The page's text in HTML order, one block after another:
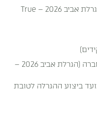
נושא: הארכת מועד ביצוע הגרלת ״הגרלת אביב 2026 – True
רקע בהתאם לתקנון ההגרלה של החברה (הגרלת אביב 2026 –
ביצוע ההגרלה לטובת